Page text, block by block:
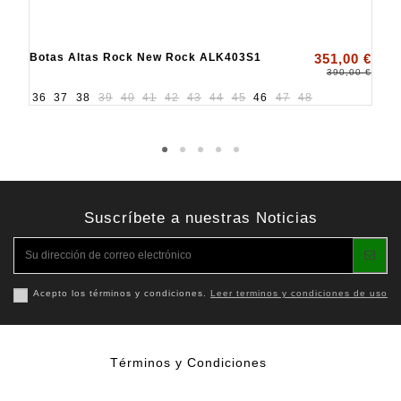
Botas Altas Rock New Rock ALK403S1 351,00 €
390,00 €
36 37 38 39 40 41 42 43 44 45 46 47 48
Suscríbete a nuestras Noticias
Acepto los términos y condiciones. Leer terminos y condiciones de uso
Términos y Condiciones